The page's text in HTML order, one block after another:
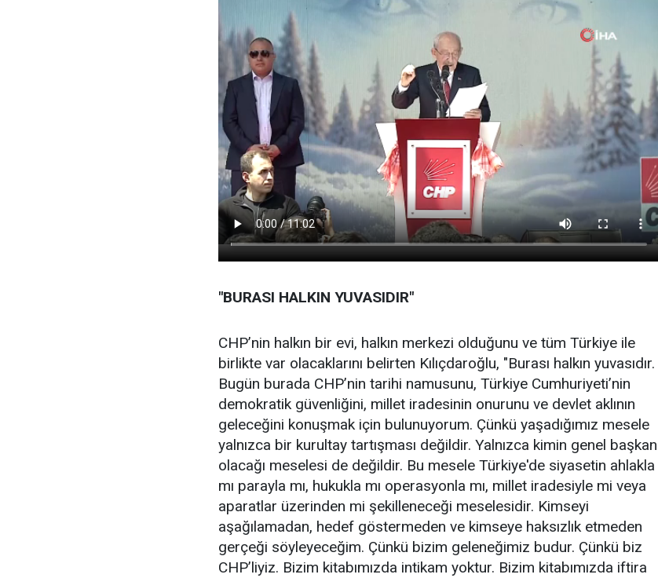
"BURASI HALKIN YUVASIDIR"
CHP’nin halkın bir evi, halkın merkezi olduğunu ve tüm Türkiye ile
birlikte var olacaklarını belirten Kılıçdaroğlu, "Burası halkın yuvasıdır.
Bugün burada CHP’nin tarihi namusunu, Türkiye Cumhuriyeti’nin
demokratik güvenliğini, millet iradesinin onurunu ve devlet aklının
geleceğini konuşmak için bulunuyorum. Çünkü yaşadığımız mesele
yalnızca bir kurultay tartışması değildir. Yalnızca kimin genel başkan
olacağı meselesi de değildir. Bu mesele Türkiye'de siyasetin ahlakla
mı parayla mı, hukukla mı operasyonla mı, millet iradesiyle mi veya
aparatlar üzerinden mi şekilleneceği meselesidir. Kimseyi
aşağılamadan, hedef göstermeden ve kimseye haksızlık etmeden
gerçeği söyleyeceğim. Çünkü bizim geleneğimiz budur. Çünkü biz
CHP’liyiz. Bizim kitabımızda intikam yoktur. Bizim kitabımızda iftira